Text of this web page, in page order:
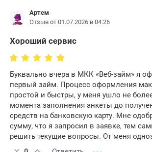
Артем
Отзыв от 01.07.2026 в 04:26
Хороший сервис
Буквально вчера в МКК «Веб-займ» я
первый займ. Процесс оформления
простой и быстры, у меня ушло не
момента заполнения анкеты до
средств на банковскую карту. Мне
сумму, что я запросил в заявке, тем
решить текущие вопросы. От меня